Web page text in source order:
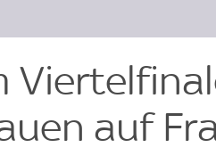
auf